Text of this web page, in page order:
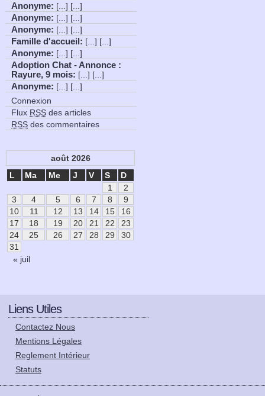
Anonyme: [...] [...]
Anonyme: [...] [...]
Anonyme: [...] [...]
Famille d'accueil : [...] [...]
Anonyme: [...] [...]
Adoption Chat - Annonce :
Rayure, 9 mois: [...] [...]
Anonyme: [...] [...]
Connexion
Flux RSS des articles
RSS des commentaires
août 2026
L
Ma Me J V S D
« juil
1
2
3
4 5 6 7 8
9
10
11 12 13 14 15
16
17
18 19 20 21 22
23
24
25 26 27 28 29
30
31
Liens Utiles
Contactez Nous
Mentions Légales
Reglement Intérieur
Statuts